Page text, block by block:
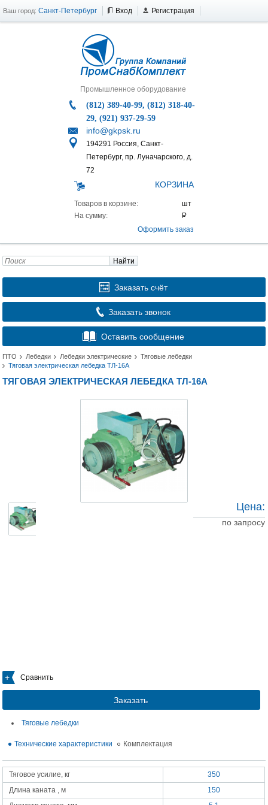
Ваш город: Санкт-Петербург Вход Регистрация
Промышленное оборудование
(812) 389-40-99, (812) 318-40-
29, (921) 937-29-59
info@gkpsk.ru
194291 Россия, Санкт-
Петербург, пр. Луначарского, д.
72
КОРЗИНА
Товаров в корзине:
На сумму:
Оформить заказ
Найти
Заказать счёт
Заказать звонок
Оставить сообщение
ПТО Лебедки Лебедки электрические
Тяговые лебедки
Тяговая электрическая лебедка ТЛ-16А
ТЯГОВАЯ ЭЛЕКТРИЧЕСКАЯ ЛЕБЕДКА ТЛ-16А
Сравнить
Заказать
Цена:
по запросу
Тяговые лебедки
Технические характеристики Комплектация
Тяговое усилие, кг
350
Длина каната , м
150